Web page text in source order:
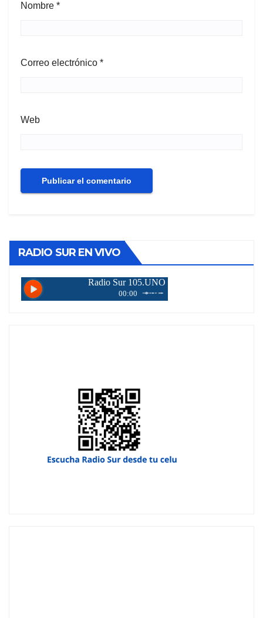
Nombre *
Correo electrónico *
Web
RADIO SUR EN VIVO